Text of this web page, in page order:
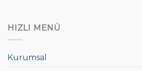
HIZLI MENÜ
Kurumsal